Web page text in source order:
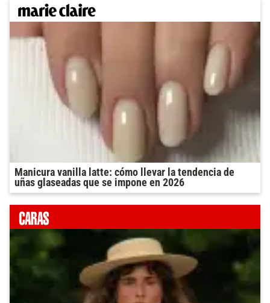
Manicura vanilla latte: cómo llevar la tendencia de
uñas glaseadas que se impone en 2026